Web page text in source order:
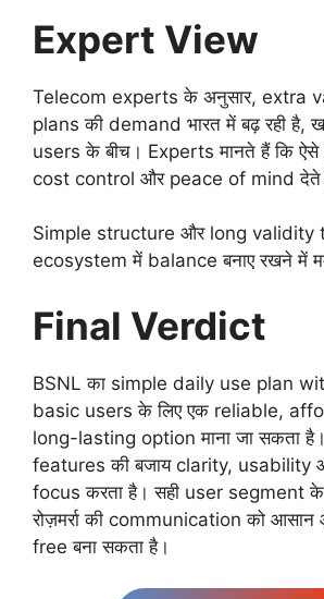
Expert View
Telecom experts के अनुसार, extra
plans की demand भारत में बढ़ रही है,
users के बीच। Experts मानते हैं कि
cost control और peace of mind देते
Simple structure और long validity
ecosystem में balance बनाए रखने में
Final Verdict
BSNL का simple daily use plan
basic users के लिए एक reliable,
long-lasting option माना जा सकता
features की बजाय clarity, usability
focus करता है। सही user segment के
रोज़मर्रा की communication को
free बना सकता है।